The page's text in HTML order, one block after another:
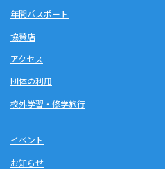
年間パスポート
協賛店
アクセス
団体の利用
校外学習・修学旅行
イベント
お知らせ